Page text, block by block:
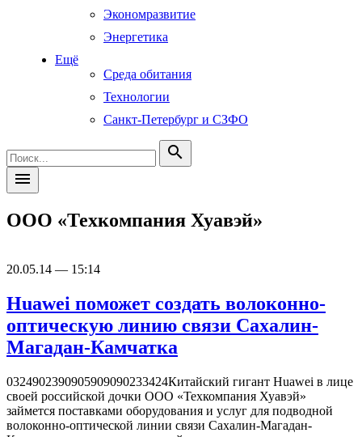
Экономразвитие
Энергетика
Ещё
Среда обитания
Технологии
Санкт-Петербург и СЗФО
search
menu
ООО «Техкомпания Хуавэй»
20.05.14 — 15:14
Huawei поможет создать волоконно-
оптическую линию связи Сахалин-
Магадан-Камчатка
0324902390905909090233424Китайский гигант Huawei в лице
своей российской дочки ООО «Техкомпания Хуавэй»
займется поставками оборудования и услуг для подводной
волоконно-оптической линии связи Сахалин-Магадан-